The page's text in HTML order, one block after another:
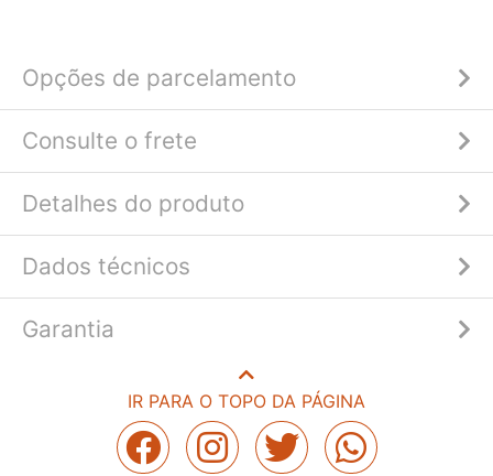
Opções de parcelamento
Consulte o frete
Detalhes do produto
Dados técnicos
Garantia
IR PARA O TOPO DA PÁGINA